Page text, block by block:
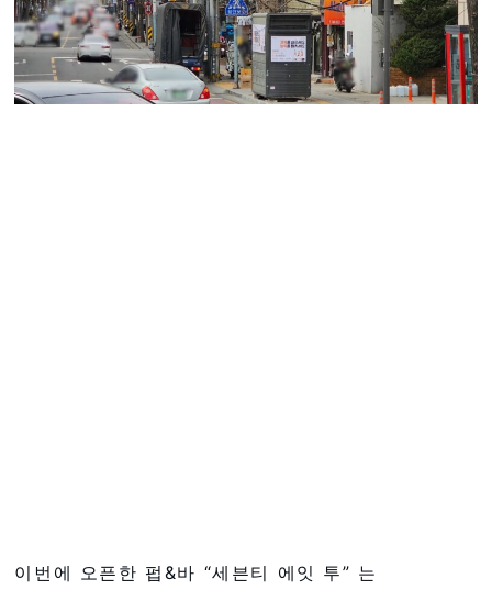
이번에 오픈한 펍&바 “세븐티 에잇 투” 는